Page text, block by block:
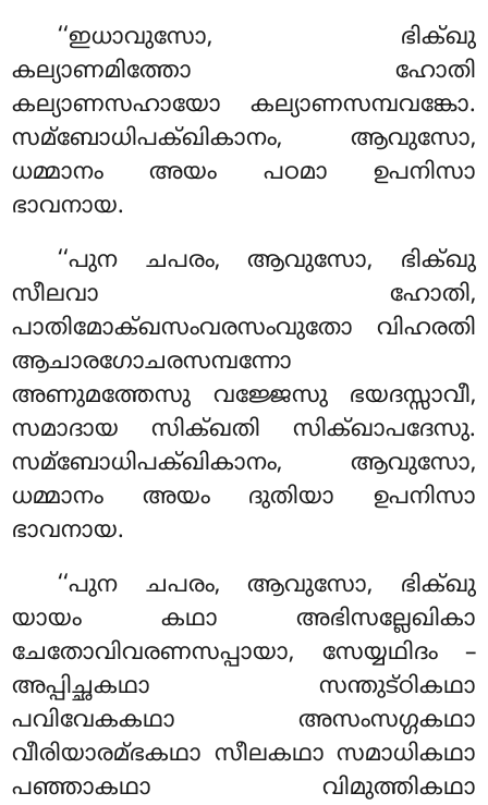
‘‘ഇധാവുസോ, ഭിക്ഖു
കല്യാണമിത്തോ ഹോതി
കല്യാണസഹായോ കല്യാണസമ്പവങ്കോ.
സമ്ബോധിപക്ഖികാനം, ആവുസോ,
ധമ്മാനം അയം പഠമാ ഉപനിസാ
ഭാവനായ.
‘‘പുന ചപരം, ആവുസോ, ഭിക്ഖു
സീലവാ ഹോതി,
പാതിമോക്ഖസംവരസംവുതോ വിഹരതി
ആചാരഗോചരസമ്പന്നോ
അണുമത്തേസു വജ്ജേസു ഭയദസ്സാവീ,
സമാദായ സിക്ഖതി സിക്ഖാപദേസു.
സമ്ബോധിപക്ഖികാനം, ആവുസോ,
ധമ്മാനം അയം ദുതിയാ ഉപനിസാ
ഭാവനായ.
‘‘പുന ചപരം, ആവുസോ, ഭിക്ഖു
യായം കഥാ അഭിസല്ലേഖികാ
ചേതോവിവരണസപ്പായാ, സേയ്യഥിദം –
അപ്പിച്ഛകഥാ സന്തുട്ഠികഥാ
പവിവേകകഥാ അസംസഗ്ഗകഥാ
വീരിയാരമ്ഭകഥാ സീലകഥാ സമാധികഥാ
പഞ്ഞാകഥാ വിമുത്തികഥാ